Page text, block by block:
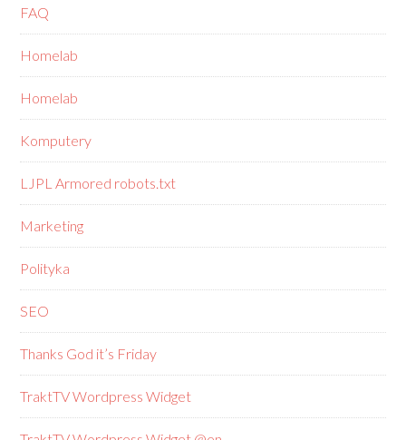
FAQ
Homelab
Homelab
Komputery
LJPL Armored robots.txt
Marketing
Polityka
SEO
Thanks God it’s Friday
TraktTV Wordpress Widget